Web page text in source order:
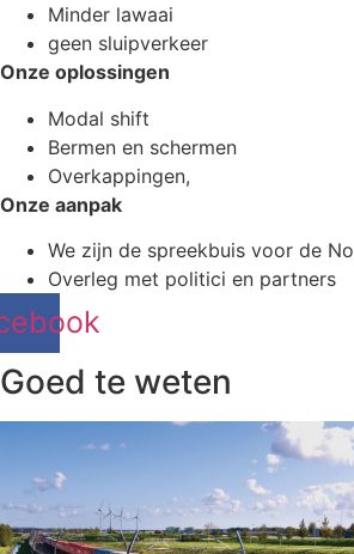
Minder lawaai
geen sluipverkeer
Onze oplossingen
Modal shift
Bermen en schermen
Overkappingen,
Onze aanpak
We zijn de spreekbuis voor de
Overleg met politici en partners
Goed te weten